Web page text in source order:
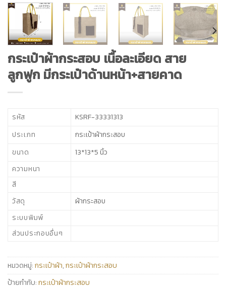
กระเป๋าผ้ากระสอบ เนื้อละเอียด สาย
ลูกฟูก มีกระเป๋าด้านหน้า+สายคาด
รหัส
KSRF-33331313
ประเภท
กระเป้าผ้ากระสอบ
ขนาด
13*13*5 นิ้ว
ความหนา
สี
วัสดุ
ผ้ากระสอบ
ระบบพิมพ์
ส่วนประกอบอื่นๆ
หมวดหมู่:กระเป๋าผ้า,กระเป๋าผ้ากระสอบ
ป้ายกำกับ:กระเป๋าผ้ากระสอบ